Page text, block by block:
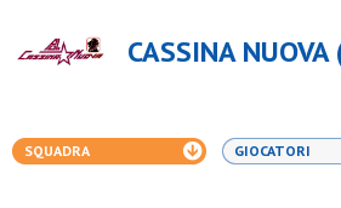
CASSINA
SQUADRA GIOCATORI